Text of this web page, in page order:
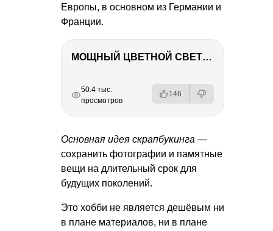
Европы, в основном из Германии и
Франции.
МОЩНЫЙ ЦВЕТНОЙ СВЕТ – NANLITE FC-500C
РЕКЛАМА
РЕКЛАМА
РЕКЛАМА
РЕКЛАМА
50.4 тыс.
просмотров
146
Основная идея скрапбукинга —
сохранить фотографии и памятные
вещи на длительный срок для
будущих поколений.
Это хобби не является дешёвым ни
в плане материалов, ни в плане